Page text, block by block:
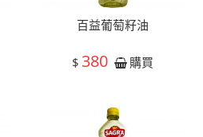
百益葡萄籽油
$ 380 購買